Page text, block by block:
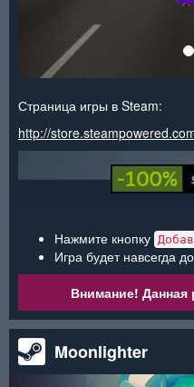
Страница игры в Steam:
http://
Нажмите кнопку
Игра будет навсегда
Внимание! Данная
Moonlighter